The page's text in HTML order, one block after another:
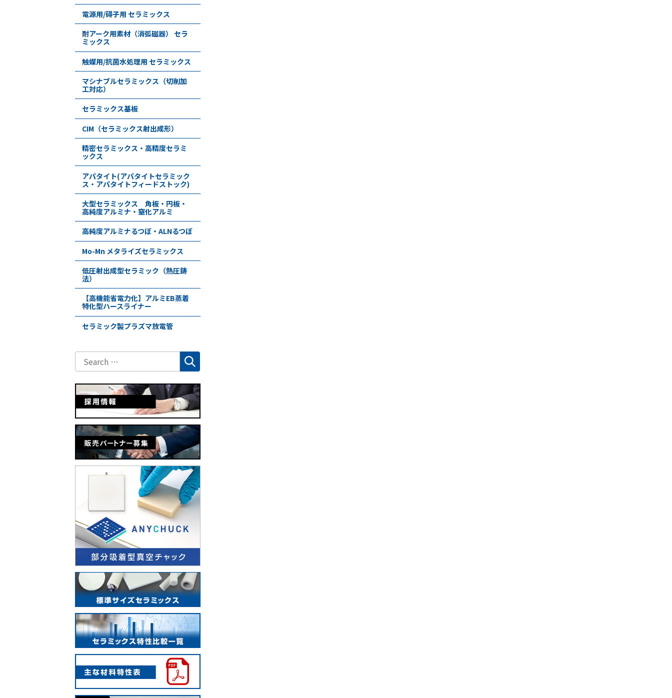
電源用/碍子用 セラミックス
耐アーク用素材（消弧磁器） セラ
ミックス
触媒用/抗菌水処理用 セラミックス
マシナブルセラミックス（切削加
工対応）
セラミックス基板
CIM（セラミックス射出成形）
精密セラミックス・高精度セラミ
ックス
アパタイト(アパタイトセラミック
ス・アパタイトフィードストック)
大型セラミックス 角板・円板・
高純度アルミナ・窒化アルミ
高純度アルミナるつぼ・ALNるつぼ
Mo-Mn メタライズセラミックス
低圧射出成型セラミック（熱圧鋳
法）
【高機能省電力化】アルミEB蒸着
特化型ハースライナー
セラミック製プラズマ放電管